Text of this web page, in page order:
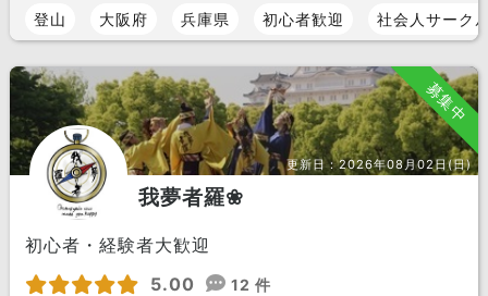
登山 大阪府 兵庫県 初心者歓迎 社会人サーク
募集中
更新日：2026年08月02日(日)
我夢者羅❀
初心者・経験者大歓迎
5.00
12 件